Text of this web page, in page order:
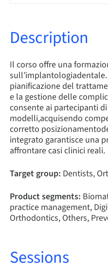
Description
Il corso offre una
pianificazione del
e la gestione delle
consente ai partecipanti
modelli,acquisendo
corretto
integrato garantisce una
affrontare casi clinici reali.
Target group: Dentists,
Product segments:
practice management,
Orthodontics, Others,
Sessions